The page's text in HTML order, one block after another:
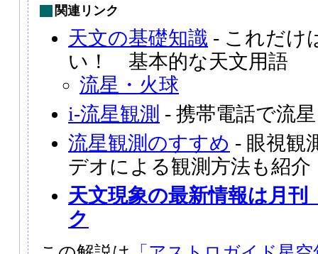
関連リンク
天文の基礎知識 - これだけ
い！ 基本的な天文用語
流星・火球
i-流星観測 - 携帯電話で流
流星観測のすすめ - 眼視観
デオによる観測方法も紹介
天文現象の最新情報は月
ク